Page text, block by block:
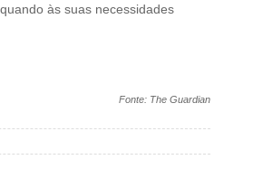
às suas necessidades
Fonte: The Guardian